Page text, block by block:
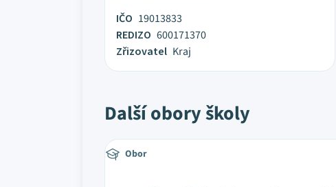
IČO 19013833
REDIZO 600171370
Zřizovatel Kraj
Další obory školy
Obor